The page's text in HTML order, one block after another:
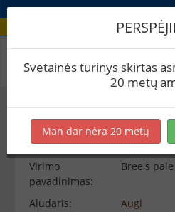
Virimo peržiūra
Virimo informacija
Virimo
pavadinimas:
Bree's pale
Aludaris:
Augi
Svetainės turinys skirtas
20 metų
Man dar nėra 20 metų